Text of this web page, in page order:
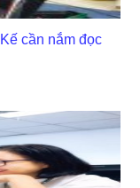
cần nắm đọc